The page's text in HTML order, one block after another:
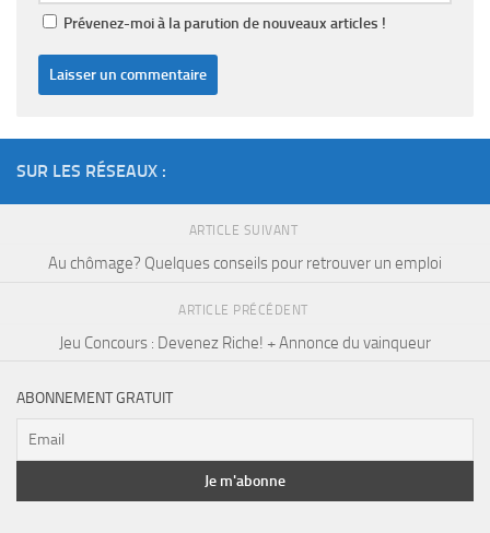
Prévenez-moi à la parution de nouveaux articles !
SUR LES RÉSEAUX :
ARTICLE SUIVANT
Au chômage? Quelques conseils pour retrouver un emploi
ARTICLE PRÉCÉDENT
Jeu Concours : Devenez Riche! + Annonce du vainqueur
ABONNEMENT GRATUIT